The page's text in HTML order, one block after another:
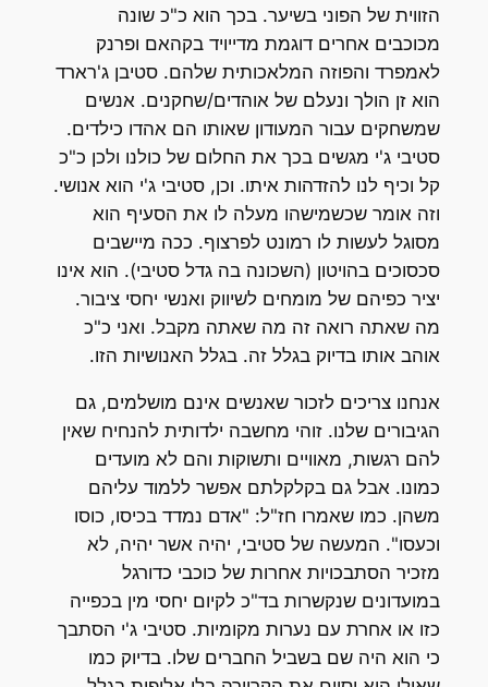
הזווית של הפוני בשיער. בכך הוא כ"כ שונה
מכוכבים אחרים דוגמת מדייויד בקהאם ופרנק
לאמפרד והפוזה המלאכותית שלהם. סטיבן ג'רארד
הוא זן הולך ונעלם של אוהדים/שחקנים. אנשים
שמשחקים עבור המעודון שאותו הם אהדו כילדים.
סטיבי ג'י מגשים בכך את החלום של כולנו ולכן כ"כ
קל וכיף לנו להזדהות איתו. וכן, סטיבי ג'י הוא אנושי.
וזה אומר שכשמישהו מעלה לו את הסעיף הוא
מסוגל לעשות לו רמונט לפרצוף. ככה מיישבים
סכסוכים בהויטון (השכונה בה גדל סטיבי). הוא אינו
יציר כפיהם של מומחים לשיווק ואנשי יחסי ציבור.
מה שאתה רואה זה מה שאתה מקבל. ואני כ"כ
אוהב אותו בדיוק בגלל זה. בגלל האנושיות הזו.
אנחנו צריכים לזכור שאנשים אינם מושלמים, גם
הגיבורים שלנו. זוהי מחשבה ילדותית להנחיח שאין
להם רגשות, מאוויים ותשוקות והם לא מועדים
כמונו. אבל גם בקלקלתם אפשר ללמוד עליהם
משהן. כמו שאמרו חז"ל: "אדם נמדד בכיסו, כוסו
וכעסו". המעשה של סטיבי, יהיה אשר יהיה, לא
מזכיר הסתבכויות אחרות של כוכבי כדורגל
במועדונים שנקשרות בד"כ לקיום יחסי מין בכפייה
כזו או אחרת עם נערות מקומיות. סטיבי ג'י הסתבך
כי הוא היה שם בשביל החברים שלו. בדיוק כמו